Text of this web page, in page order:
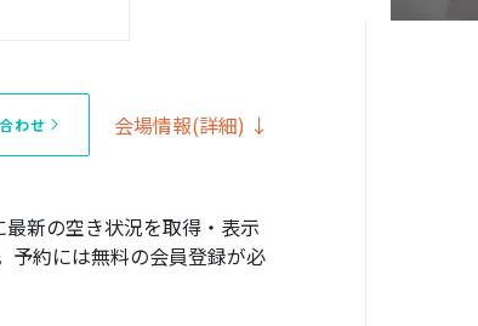
わせ 会場情報(詳細) ↓
新の空き状況を取得・表示
予約には無料の会員登録が必